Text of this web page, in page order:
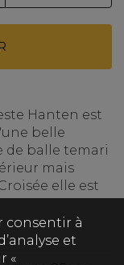
Hanten est
belle
de balle temari
mais
elle est
consentir à
et
«